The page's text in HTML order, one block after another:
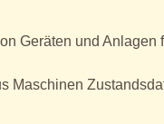
Geräten und
Maschinen